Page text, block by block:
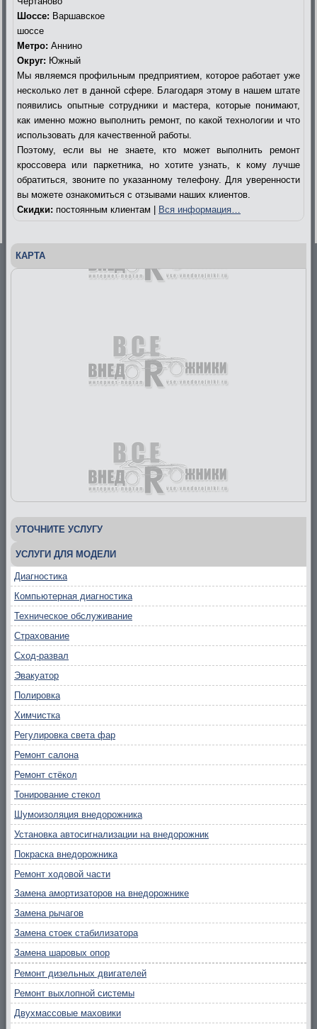
Шоссе: Варшавское
шоссе
Метро: Аннино
Округ: Южный
Мы являемся профильным предприятием, которое работает уже
несколько лет в данной сфере. Благодаря этому в нашем штате
появились опытные сотрудники и мастера, которые понимают,
как именно можно выполнить ремонт, по какой технологии и что
использовать для качественной работы.
Поэтому, если вы не знаете, кто может выполнить ремонт
кроссовера или паркетника, но хотите узнать, к кому лучше
обратиться, звоните по указанному телефону. Для уверенности
вы можете ознакомиться с отзывами наших клиентов.
Скидки: постоянным клиентам | Вся информация…
КАРТА
УТОЧНИТЕ УСЛУГУ
УСЛУГИ ДЛЯ МОДЕЛИ
Диагностика
Компьютерная диагностика
Техническое обслуживание
Страхование
Сход-развал
Эвакуатор
Полировка
Химчистка
Регулировка света фар
Ремонт салона
Ремонт стёкол
Тонирование стекол
Шумоизоляция внедорожника
Установка автосигнализации на внедорожник
Покраска внедорожника
Ремонт ходовой части
Замена амортизаторов на внедорожнике
Замена рычагов
Замена стоек стабилизатора
Замена шаровых опор
Ремонт дизельных двигателей
Ремонт выхлопной системы
Двухмассовые маховики